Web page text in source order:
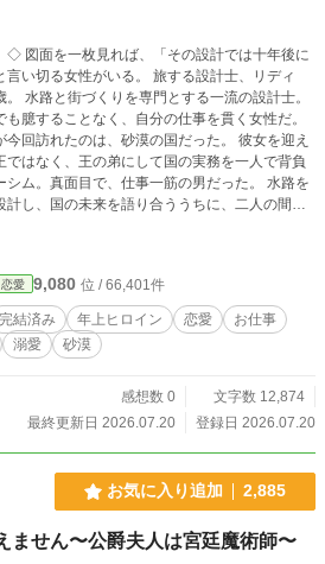
十年後に
女性がいる。 旅する設計士、リディ
設計士。
も臆することなく、自分の仕事を貫く女性だ。
訪れたのは、砂漠の国だった。 彼女を迎え
はなく、王の弟にして国の実務を一人で背負
ム。真面目で、仕事一筋の男だった。 水路を
計し、国の未来を語り合ううちに、二人の間に
、まず尊敬だった。それはやがて、恋へと変わ
だのは、縛ることではなく
てきたくなる場所を、まるで都市計画のよう
うことだった。 尊敬から始まる、砂漠
場人物 ◇リディア（32） 旅
水路と街づくりを専門とする、腕一本で世界を
ない。身分にも肩書きにも態度を変えず、王も
主」として同じ目で見る。 そして――人の仕事
き者。甘い言葉よりも、帰る場所を用意してし
るような赤い髪を三つ編みにした、砂漠の戦士
で器が大きく、型破りな男。いつも人に囲まれ
恋愛 9,080 位 / 66,401件
完結済み 年上ヒロイン 恋愛
お仕事
溺愛 砂漠
感想数 0
文字数 12,874
最終更新日 2026.07.20
登録日 2026.07.20
お気に入り追加 2,885
ません〜公爵夫人は宮廷魔術師〜